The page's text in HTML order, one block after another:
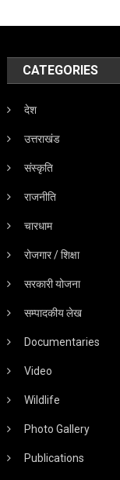
CATEGORIES
देश
उत्तराखंड
संस्कृति
राजनीति
चारधाम
रोजगार / शिक्षा
सरकारी योजना
सम्पादकीय लेख
Documentaries
Video
Wildlife
Photo Gallery
Publications